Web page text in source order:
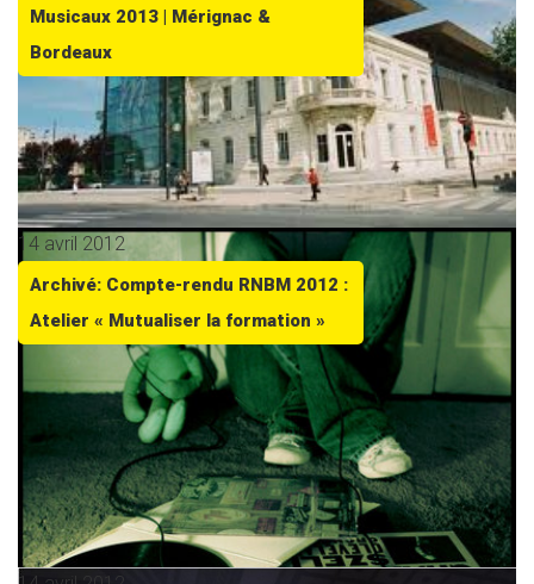
Musicaux 2013 | Mérignac &
Bordeaux
14 avril 2012
Archivé: Compte-rendu RNBM 2012 :
Atelier « Mutualiser la formation »